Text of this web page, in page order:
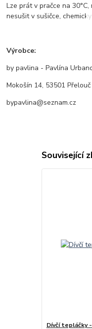
Lze prát v pračce na
nesušit v sušičce,
Výrobce:
by pavlina - Pavlína
Mokošín 14, 53501 Přelouč
bypavlina@seznam.cz
Související
Dívčí tepláčky